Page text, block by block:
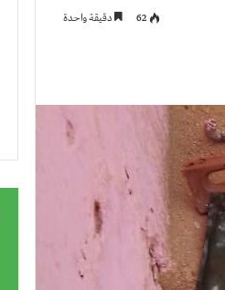
62 دقيقة واحدة